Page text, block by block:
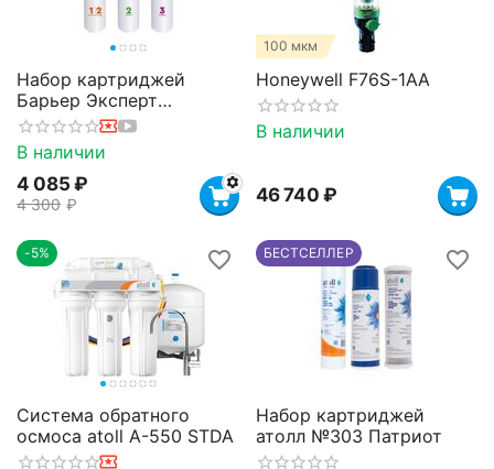
Набор картриджей
Барьер Эксперт
Комплекс
В наличии
4 085 ₽
4 300 ₽
100 мкм
Honeywell F76S-1AA
В наличии
46 740 ₽
-5%
Система обратного
осмоса atoll A-550 STDA
БЕСТСЕЛЛЕР
Набор картриджей
атолл №303 Патриот